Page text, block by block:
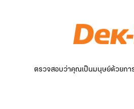
ตรวจสอบว่าคุณเป็นมนุษย์ด้วยกา